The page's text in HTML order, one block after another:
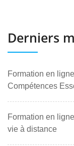
Derniers
Formation en
Compétences
Formation en
vie à distance